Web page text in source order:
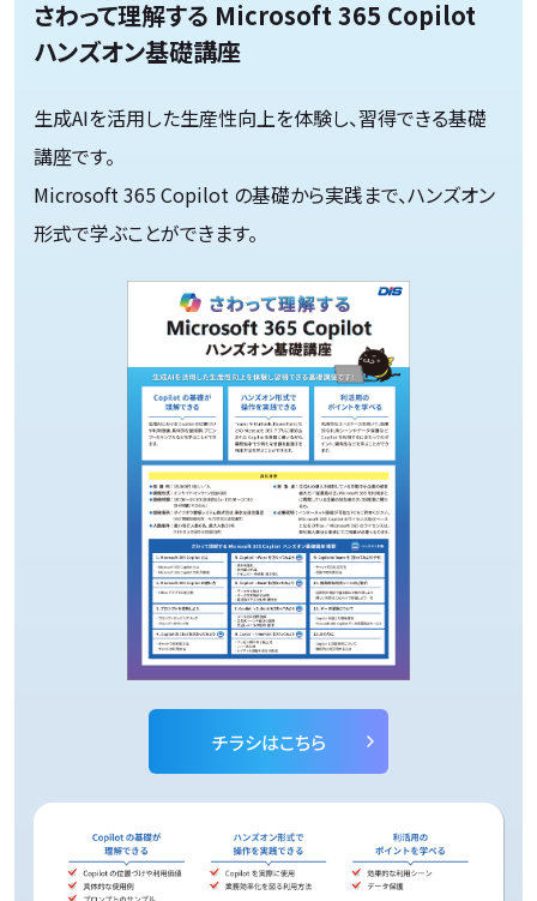
さわって理解する Microsoft 365 Copilot
ハンズオン基礎講座
生成AIを活用した生産性向上を体験し、習得できる基礎
講座です。
Microsoft 365 Copilot の基礎から実践まで、ハンズオン
形式で学ぶことができます。
チラシはこちら